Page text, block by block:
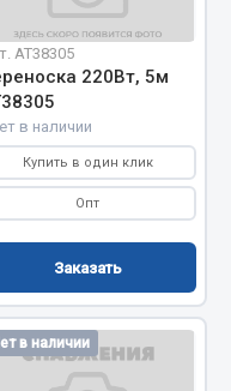
AT38305
220Вт, 5м
в наличии
Купить в один клик
Опт
Заказать
в наличии